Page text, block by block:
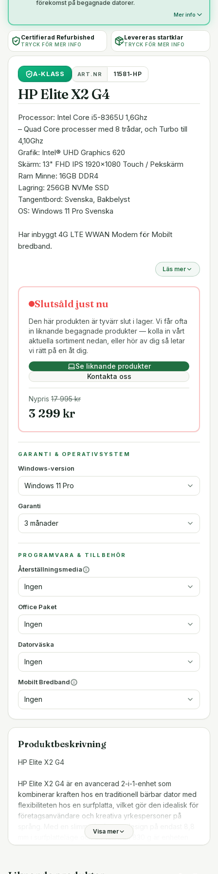
förekomst på begagnade datorer.
Mer info
Certifierad Refurbished
TRYCK FÖR MER INFO
Levereras startklar
TRYCK FÖR MER INFO
A-KLASS ART.NR 11581-HP
HP Elite X2 G4
Processor: Intel Core i5-8365U 1,6Ghz
– Quad Core processer med 8 trådar, och Turbo till
4,10Ghz
Grafik: Intel® UHD Graphics 620
Skärm: 13" FHD IPS 1920x1080 Touch / Pekskärm
Ram Minne: 16GB DDR4
Lagring: 256GB NVMe SSD
Tangentbord: Svenska, Bakbelyst
OS: Windows 11 Pro Svenska
Har inbyggt 4G LTE WWAN Modem för Mobilt
bredband.
Läs mer
Slutsåld just nu
Den här produkten är tyvärr slut i lager. Vi får ofta
in liknande begagnade produkter — kolla in vårt
aktuella sortiment nedan, eller hör av dig så letar
vi rätt på en åt dig.
Se liknande produkter
Kontakta oss
Nypris 17 995kr
3 299 kr
GARANTI & OPERATIVSYSTEM
Windows-version
Windows 11 Pro
Garanti
3 månader
PROGRAMVARA & TILLBEHÖR
Återställningsmedia
Ingen
Office Paket
Ingen
Datorväska
Ingen
Mobilt Bredband
Ingen
Produktbeskrivning
HP Elite X2 G4
HP Elite X2 G4 är en avancerad 2-i-1-enhet som
kombinerar kraften hos en traditionell bärbar dator med
flexibiliteten hos en surfplatta, vilket gör den idealisk för
företagsanvändare och kreativa yrkespersoner på
språng. Med en slimmad, elegant design på endast 8,8
mm i surfplatteläge och en vikt från 830 g är enheten
utmärkt för både mobilt arbete och högpresterande
Visa mer